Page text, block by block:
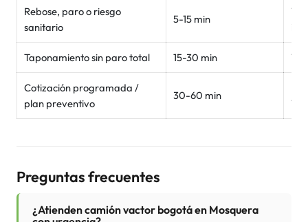
Rebose, paro o riesgo
sanitario
5-15 min
Taponamiento sin paro total 15-30 min
Cotización programada /
plan preventivo
30-60 min
Preguntas frecuentes
¿Atienden camión vactor bogotá en Mosquera